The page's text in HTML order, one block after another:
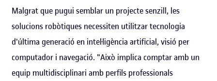
Malgrat que pugui semblar un projecte senzill, les
solucions robòtiques necessiten utilitzar tecnologia
d'última generació en intel·ligència artificial, visió per
computador i navegació. "Això implica comptar amb un
equip multidisciplinari amb perfils professionals